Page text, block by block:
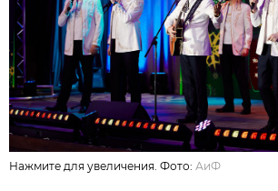
Нажмите для увеличения. Фото:АиФ